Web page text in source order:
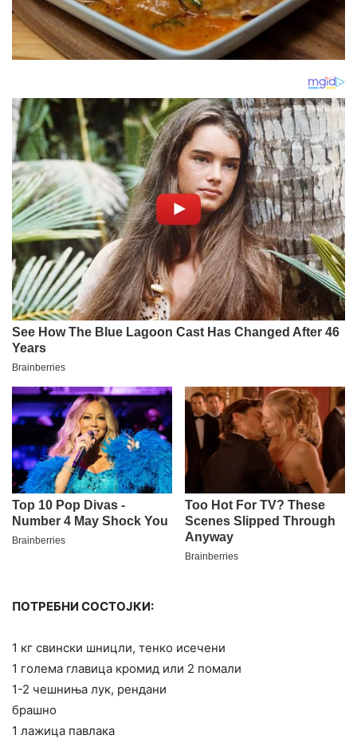
ПОТРЕБНИ СОСТОЈКИ:
1 кг свински шницли, тенко исечени
1 голема главица кромид или 2 помали
1-2 чешниња лук, рендани
брашно
1 лажица павлака